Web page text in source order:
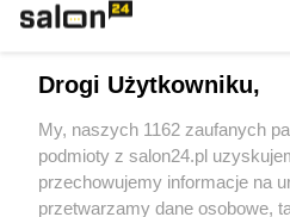
Sport
Społeczeństwo
Drogi Użytkowniku,
My, naszych 1162 zaufanych
podmioty z salon24.pl
przechowujemy informacje na
przetwarzamy dane osobowe,